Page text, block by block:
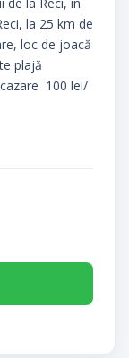
la 25 km de
loc de joacă
plajă
100 lei/